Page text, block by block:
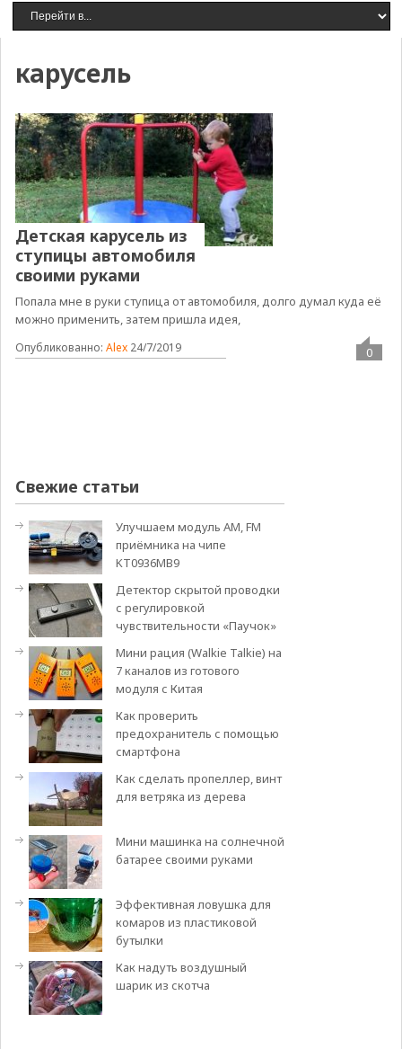
карусель
Детская карусель из
ступицы автомобиля
своими руками
Попала мне в руки ступица от автомобиля, долго думал куда её
можно применить, затем пришла идея,
Опубликованно: Alex 24/7/2019 0
Свежие статьи
Улучшаем модуль АМ, FM
приёмника на чипе
KT0936MB9
Детектор скрытой проводки
с регулировкой
чувствительности «Паучок»
Мини рация (Walkie Talkie) на
7 каналов из готового
модуля с Китая
Как проверить
предохранитель с помощью
смартфона
Как сделать пропеллер, винт
для ветряка из дерева
Мини машинка на солнечной
батарее своими руками
Эффективная ловушка для
комаров из пластиковой
бутылки
Как надуть воздушный
шарик из скотча